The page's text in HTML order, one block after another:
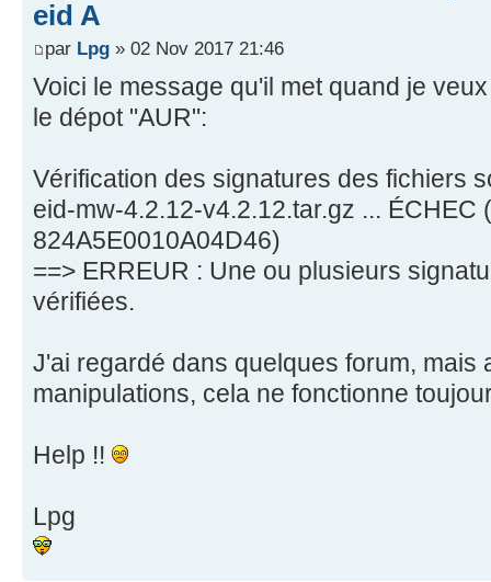
eid A
par Lpg » 02 Nov 2017 21:46
Voici le message qu'il met quand je
le dépot "AUR":
Vérification des signatures des fichiers
eid-mw-4.2.12-v4.2.12.tar.gz ... ÉCHEC
824A5E0010A04D46)
==> ERREUR : Une ou plusieurs
vérifiées.
J'ai regardé dans quelques forum, mais
manipulations, cela ne fonctionne
Help !!
Lpg